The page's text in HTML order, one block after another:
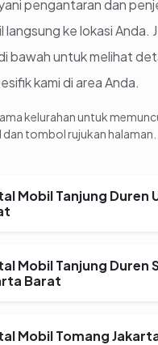
pengantaran dan
langsung ke lokasi Anda.
bawah untuk melihat
kami di area Anda.
kelurahan untuk
tombol rujukan halaman.
Mobil Tanjung Duren
Mobil Tanjung Duren
Barat
Mobil Tomang